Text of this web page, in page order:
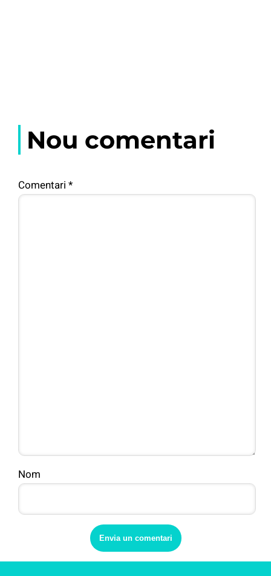
Nou comentari
Comentari *
Nom